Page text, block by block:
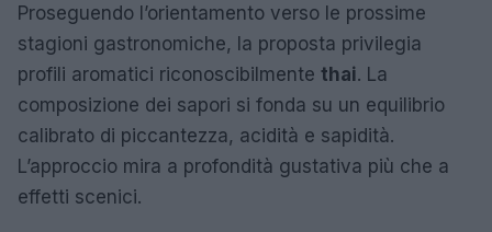
Proseguendo l’orientamento verso le prossime
stagioni gastronomiche, la proposta privilegia
profili aromatici riconoscibilmente thai. La
composizione dei sapori si fonda su un equilibrio
calibrato di piccantezza, acidità e sapidità.
L’approccio mira a profondità gustativa più che a
effetti scenici.